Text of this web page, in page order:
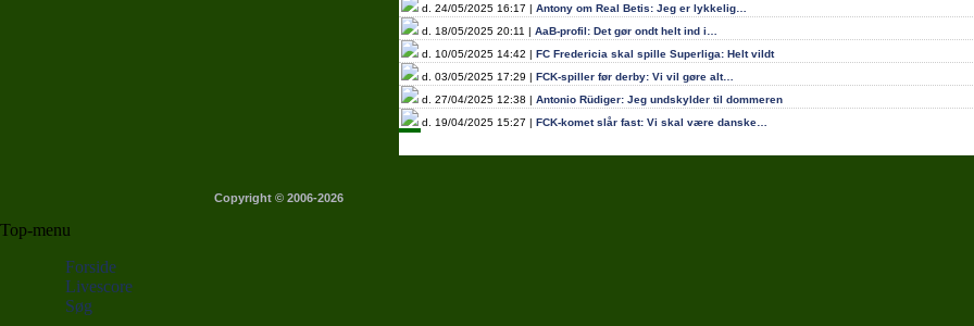
d. 24/05/2025 16:17 | Antony om Real Betis: Jeg er lykkelig…
d. 18/05/2025 20:11 | AaB-profil: Det gør ondt helt ind i…
d. 10/05/2025 14:42 | FC Fredericia skal spille Superliga: Helt vildt
d. 03/05/2025 17:29 | FCK-spiller før derby: Vi vil gøre alt…
d. 27/04/2025 12:38 | Antonio Rüdiger: Jeg undskylder til dommeren
d. 19/04/2025 15:27 | FCK-komet slår fast: Vi skal være danske…
Copyright © 2006-2026
Top-menu
Forside
Livescore
Søg